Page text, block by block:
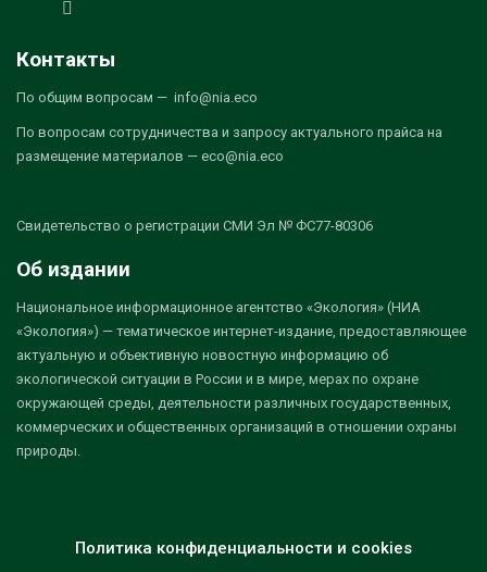
Контакты
По общим вопросам — info@nia.eco
По вопросам сотрудничества и запросу актуального прайса на
размещение материалов — eco@nia.eco
Свидетельство о регистрации СМИ Эл № ФС77-80306
Об издании
Национальное информационное агентство «Экология» (НИА
«Экология») — тематическое интернет-издание, предоставляющее
актуальную и объективную новостную информацию об
экологической ситуации в России и в мире, мерах по охране
окружающей среды, деятельности различных государственных,
коммерческих и общественных организаций в отношении охраны
природы.
Политика конфиденциальности и cookies